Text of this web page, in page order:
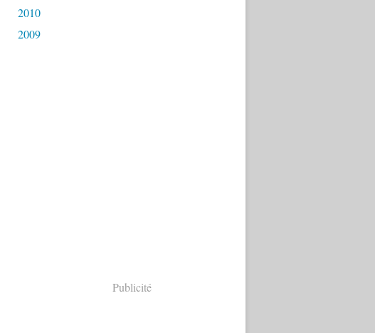
2010
2009
Publicité